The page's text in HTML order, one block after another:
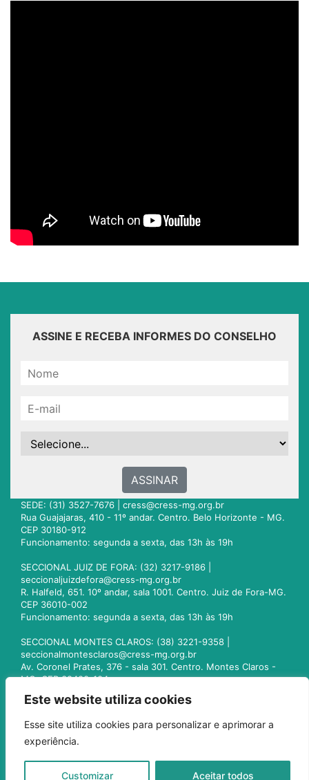
Este website utiliza cookies
Esse site utiliza cookies para personalizar e aprimorar a
experiência.
Customizar Aceitar todos
ASSINE E RECEBA INFORMES DO CONSELHO
ASSINAR
SEDE: (31) 3527-7676 | cress@cress-mg.org.br
Rua Guajajaras, 410 - 11º andar. Centro. Belo Horizonte - MG.
CEP 30180-912
Funcionamento: segunda a sexta, das 13h às 19h
SECCIONAL JUIZ DE FORA: (32) 3217-9186 |
seccionaljuizdefora@cress-mg.org.br
R. Halfeld, 651. 10º andar, sala 1001. Centro. Juiz de Fora-MG.
CEP 36010-002
Funcionamento: segunda a sexta, das 13h às 19h
SECCIONAL MONTES CLAROS: (38) 3221-9358 |
seccionalmontesclaros@cress-mg.org.br
Av. Coronel Prates, 376 - sala 301. Centro. Montes Claros -
MG. CEP 39400-104
seccionaluberlandia@cress-mg.org.br
Av. Afonso Pena, 547 - sala 101. Uberlândia - MG. CEP